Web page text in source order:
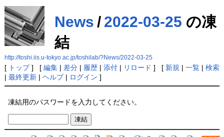
News / 2022-03-25 の凍
結
http://toshi.iis.u-tokyo.ac.jp/toshilab/?News/2022-03-25
[ トップ] [ 編集| 差分| 履歴| 添付| リロード ] [ 新規 | 一覧| 検索
| 最終更新| ヘルプ| ログイン ]
凍結用のパスワードを入力してください。